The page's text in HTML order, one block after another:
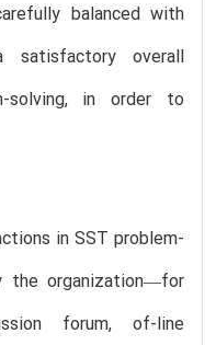
balanced with
satisfactory overall
solving, in order to
in SST problem-
the organization—for
forum, of-line